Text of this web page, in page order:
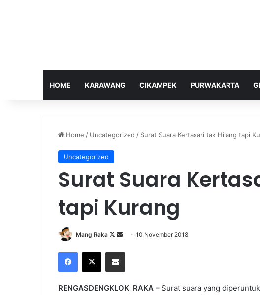
HOME KARAWANG CIKAMPEK PURWAKARTA
Home / Uncategorized / Surat Suara Kertasari tak Hilang tapi
Uncategorized
Surat Suara
tapi Kurang
Mang Raka
Follow
X
Send10 November 2018
Facebook
X Share via Email
RENGASDENGKLOK, RAKA – Surat suara yang